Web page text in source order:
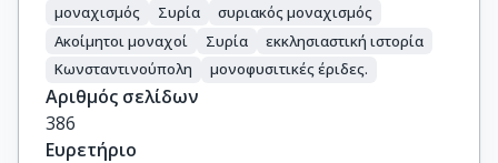
μοναχισμός Συρία
συριακός μοναχισμός
Ακοίμητοι μοναχοί
Συρία
εκκλησιαστική ιστορία
Κωνσταντινούπολη
μονοφυσιτικές έριδες.
Αριθμός σελίδων
386
Ευρετήριο